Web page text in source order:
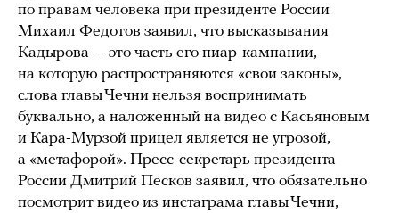
по правам человека при президенте России
Михаил Федотов заявил, что высказывания
Кадырова — это часть его пиар-кампании,
на которую распространяются «свои законы»,
слова главы Чечни нельзя воспринимать
буквально, а наложенный на видео с Касьяновым
и Кара-Мурзой прицел является не угрозой,
а «метафорой». Пресс-секретарь президента
России Дмитрий Песков заявил, что обязательно
посмотрит видео из инстаграма главы Чечни,